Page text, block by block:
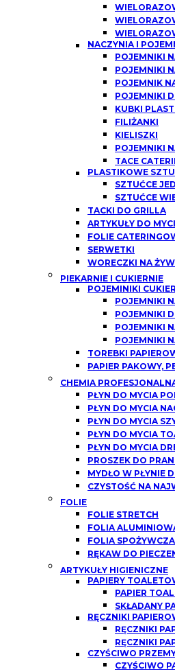
NACZYNIA I
POJEMNIKI
POJEMNIKI
POJEMNIK
POJEMNIKI
KUBKI
FILIŻANKI
KIELISZKI
POJEMNIKI
TACE
PLASTIKOWE
SZTUĆCE
SZTUĆCE
TACKI DO GRILLA
ARTYKUŁY DO
FOLIE
SERWETKI
WORECZKI NA
PIEKARNIE I CUKIERNIE
POJEMINIKI
POJEMNIKI
POJEMNIKI
POJEMNIKI
POJEMNIKI
TOREBKI
PAPIER PAKOWY,
CHEMIA
PŁYN DO MYCIA
PŁYN DO MYCIA
PŁYN DO MYCIA
PŁYN DO MYCIA
PŁYN DO MYCIA
PROSZEK DO
MYDŁO W PŁYNIE
CZYSTOŚĆ NA
FOLIE
FOLIE STRETCH
FOLIA
FOLIA SPOŻYWCZA
RĘKAW DO
ARTYKUŁY HIGIENICZNE
PAPIERY
PAPIER
SKŁADANY
RĘCZNIKI
RĘCZNIKI
RĘCZNIKI
CZYŚCIWO
CZYŚCIWO